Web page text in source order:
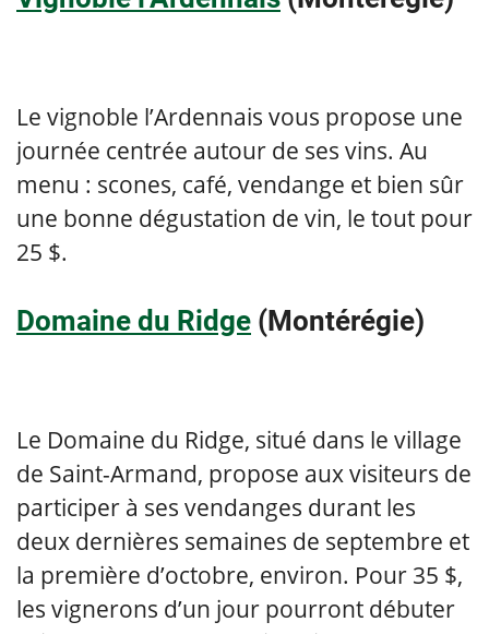
Le vignoble l’Ardennais vous propose une
journée centrée autour de ses vins. Au
menu : scones, café, vendange et bien sûr
une bonne dégustation de vin, le tout pour
25 $.
Domaine du Ridge (Montérégie)
Le Domaine du Ridge, situé dans le village
de Saint-Armand, propose aux visiteurs de
participer à ses vendanges durant les
deux dernières semaines de septembre et
la première d’octobre, environ. Pour 35 $,
les vignerons d’un jour pourront débuter